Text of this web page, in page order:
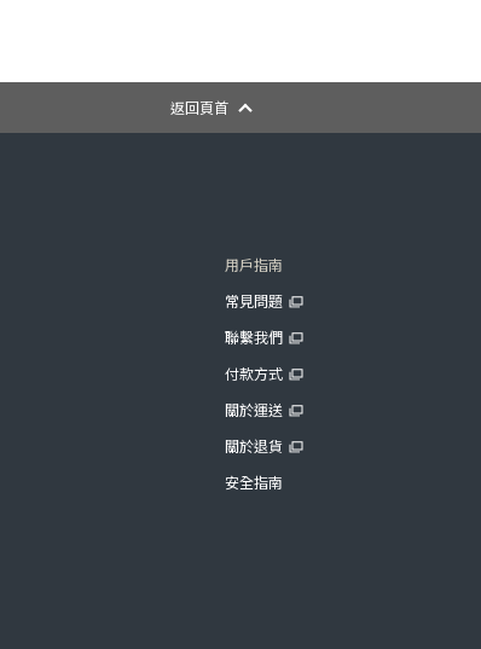
返回頁首
用戶指南
常見問題
聯繫我們
付款方式
關於運送
關於退貨
安全指南